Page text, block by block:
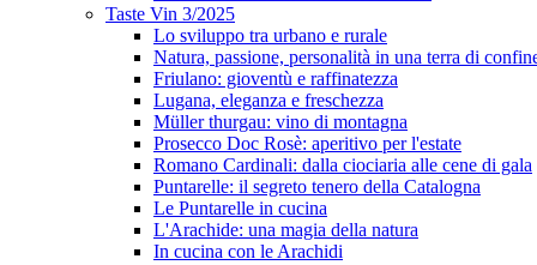
Taste Vin 3/2025
Lo sviluppo tra urbano e rurale
Natura, passione, personalità in una terra di
Friulano: gioventù e raffinatezza
Lugana, eleganza e freschezza
Müller thurgau: vino di montagna
Prosecco Doc Rosè: aperitivo per l'estate
Romano Cardinali: dalla ciociaria alle cene di gala
Puntarelle: il segreto tenero della Catalogna
Le Puntarelle in cucina
L'Arachide: una magia della natura
In cucina con le Arachidi